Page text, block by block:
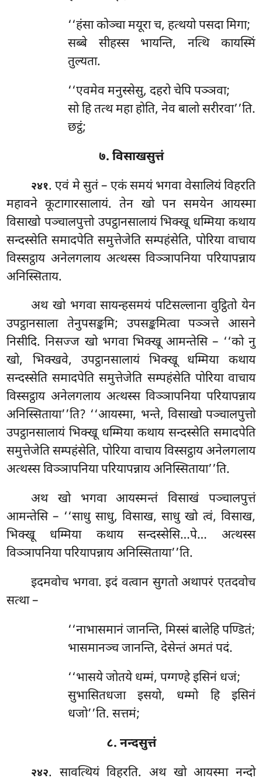
‘‘हंसा कोञ्चा मयूरा च, हत्थयो पसदा मिगा;
सब्बे सीहस्स भायन्ति, नत्थि कायस्मिं
तुल्यता.
‘‘एवमेव मनुस्सेसु, दहरो चेपि पञ्ञवा;
सो हि तत्थ महा होति, नेव बालो सरीरवा’’ति.
छट्ठं;
७. विसाखसुत्तं
२४१. एवं मे सुतं – एकं समयं भगवा वेसालियं विहरति
महावने कूटागारसालायं. तेन खो पन समयेन आयस्मा
विसाखो पञ्चालपुत्तो उपट्ठानसालायं भिक्खू धम्मिया कथाय
सन्दस्सेति समादपेति समुत्तेजेति सम्पहंसेति, पोरिया वाचाय
विस्सट्ठाय अनेलगलाय अत्थस्स विञ्ञापनिया परियापन्नाय
अनिस्सिताय.
अथ खो भगवा सायन्हसमयं पटिसल्लाना वुट्ठितो येन
उपट्ठानसाला तेनुपसङ्कमि; उपसङ्कमित्वापञ्ञत्ते आसने
निसीदि. निसज्ज खो भगवा भिक्खू आमन्तेसि – ‘‘को नु
खो, भिक्खवे, उपट्ठानसालायं भिक्खू धम्मिया कथाय
सन्दस्सेति समादपेति समुत्तेजेति सम्पहंसेति पोरिया वाचाय
विस्सट्ठाय अनेलगलाय अत्थस्स विञ्ञापनिया परियापन्नाय
अनिस्सिताया’’ति? ‘‘आयस्मा, भन्ते, विसाखो पञ्चालपुत्तो
उपट्ठानसालायं भिक्खू धम्मिया कथाय सन्दस्सेति समादपेति
समुत्तेजेति सम्पहंसेति, पोरिया वाचाय विस्सट्ठाय अनेलगलाय
अत्थस्स विञ्ञापनिया परियापन्नाय अनिस्सिताया’’ति.
अथ खो भगवा आयस्मन्तं विसाखं पञ्चालपुत्तं
आमन्तेसि – ‘‘साधु साधु, विसाख, साधु खो त्वं, विसाख,
भिक्खू धम्मिया कथाय सन्दस्सेसि…पे… अत्थस्स
विञ्ञापनिया परियापन्नाय अनिस्सिताया’’ति.
इदमवोच भगवा. इदं वत्वान सुगतो अथापरं एतदवोच
सत्था –
‘‘नाभासमानं जानन्ति, मिस्सं बालेहि पण्डितं;
भासमानञ्च जानन्ति, देसेन्तं अमतं पदं.
‘‘भासये जोतये धम्मं, पग्गण्हे इसिनं धजं;
सुभासितधजा इसयो, धम्मो हि इसिनं
धजो’’ति. सत्तमं;
८. नन्दसुत्तं
२४२. सावत्थियंविहरति. अथ खो आयस्मा नन्दो